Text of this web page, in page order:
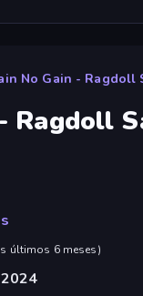
No Gain - Ragdoll
Ragdoll
últimos 6 meses)